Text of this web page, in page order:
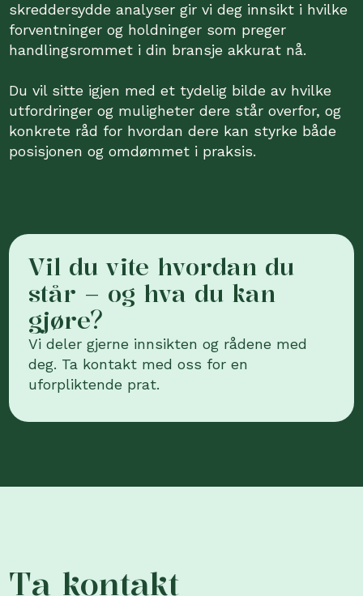
skreddersydde analyser gir vi deg innsikt i hvilke
forventninger og holdninger som preger
handlingsrommet i din bransje akkurat nå.
Du vil sitte igjen med et tydelig bilde av hvilke
utfordringer og muligheter dere står overfor, og
konkrete råd for hvordan dere kan styrke både
posisjonen og omdømmet i praksis.
Vil du vite hvordan du
står – og hva du kan
gjøre?
Vi deler gjerne innsikten og rådene med
deg. Ta kontakt med oss for en
uforpliktende prat.
Ta kontakt